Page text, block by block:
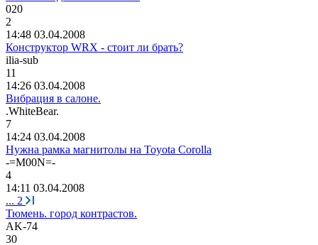
020
2
14:48 03.04.2008
Конструктор WRX - стоит ли брать?
ilia-sub
11
14:26 03.04.2008
Вибрация в салоне.
.WhiteBear.
7
14:24 03.04.2008
Нужна рамка магнитолы на Toyota Corolla
-=M00N=-
4
14:11 03.04.2008
... 2
Тюмень. город контрастов.
AK-74
30